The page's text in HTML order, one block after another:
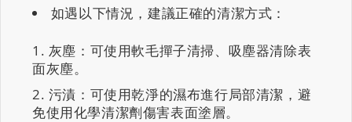
如遇以下情況，建議正確的清潔方式：
灰塵：可使用軟毛撣子清掃、吸塵器清除表
面灰塵。
污漬：可使用乾淨的濕布進行局部清潔，避
免使用化學清潔劑傷害表面塗層。